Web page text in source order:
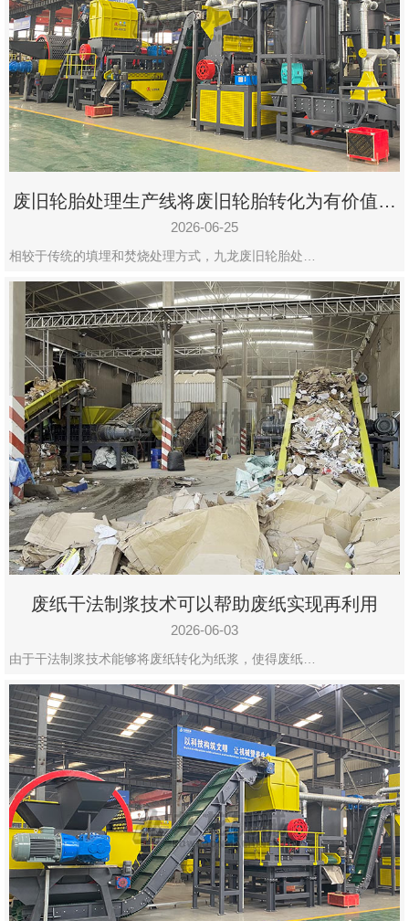
废旧轮胎处理生产线将废旧轮胎转化为有价值的
资源
2026-06-25
相较于传统的填埋和焚烧处理方式，九龙废旧轮胎处…
废纸干法制浆技术可以帮助废纸实现再利用
2026-06-03
由于干法制浆技术能够将废纸转化为纸浆，使得废纸…